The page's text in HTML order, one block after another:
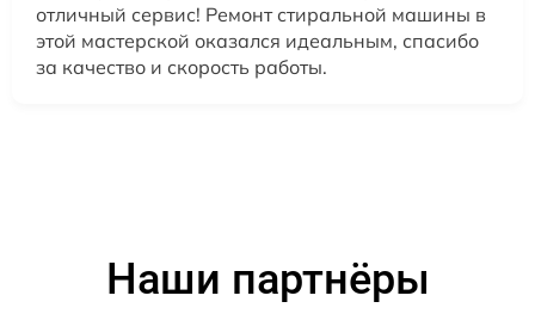
отличный сервис! Ремонт стиральной машины в
этой мастерской оказался идеальным, спасибо
за качество и скорость работы.
Наши партнёры